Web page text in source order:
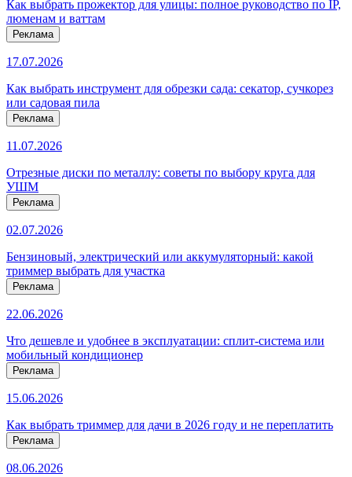
Как выбрать прожектор для улицы: полное руководство по IP,
люменам и ваттам
Реклама
17.07.2026
Как выбрать инструмент для обрезки сада: секатор, сучкорез
или садовая пила
Реклама
11.07.2026
Отрезные диски по металлу: советы по выбору круга для
УШМ
Реклама
02.07.2026
Бензиновый, электрический или аккумуляторный: какой
триммер выбрать для участка
Реклама
22.06.2026
Что дешевле и удобнее в эксплуатации: сплит-система или
мобильный кондиционер
Реклама
15.06.2026
Как выбрать триммер для дачи в 2026 году и не переплатить
Реклама
08.06.2026